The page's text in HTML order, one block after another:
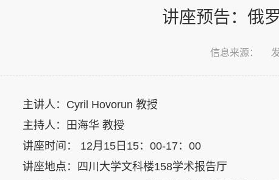
讲座预告：俄
信息来源：
主讲人：Cyril Hovorun 教授
主持人：田海华 教授
讲座时间： 12月15日15：00-17：00
讲座地点：四川大学文科楼158学术报告厅